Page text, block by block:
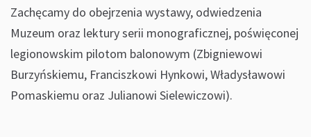
Zachęcamy do obejrzenia wystawy, odwiedzenia
Muzeum oraz lektury serii monograficznej, poświęconej
legionowskim pilotom balonowym (Zbigniewowi
Burzyńskiemu, Franciszkowi Hynkowi, Władysławowi
Pomaskiemu oraz Julianowi Sielewiczowi).